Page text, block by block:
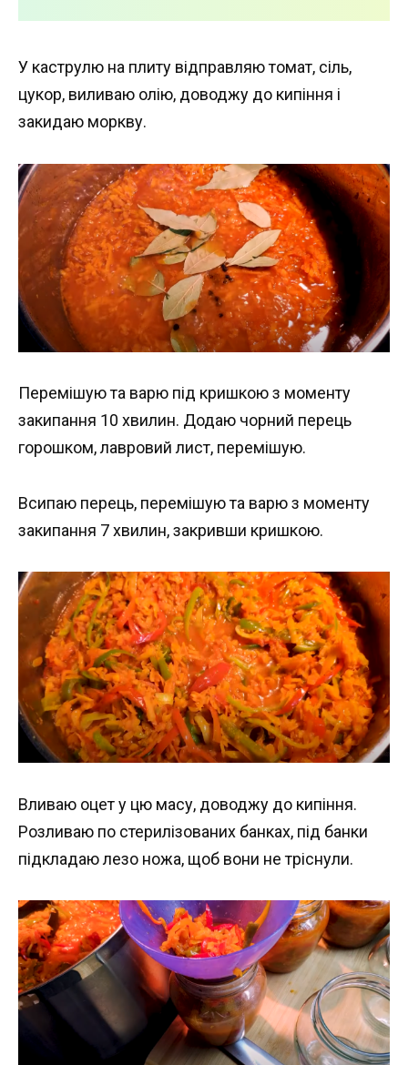
У каструлю на плиту відправляю томат, сіль,
цукор, виливаю олію, доводжу до кипіння і
закидаю моркву.
Перемішую та варю під кришкою з моменту
закипання 10 хвилин. Додаю чорний перець
горошком, лавровий лист, перемішую.
Всипаю перець, перемішую та варю з моменту
закипання 7 хвилин, закривши кришкою.
Вливаю оцет у цю масу, доводжу до кипіння.
Розливаю по стерилізованих банках, під банки
підкладаю лезо ножа, щоб вони не тріснули.